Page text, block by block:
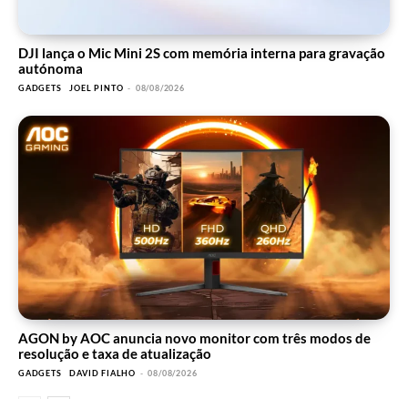
DJI lança o Mic Mini 2S com memória interna para gravação
autónoma
GADGETS JOEL PINTO - 08/08/2026
AGON by AOC anuncia novo monitor com três modos de
resolução e taxa de atualização
GADGETS DAVID FIALHO - 08/08/2026